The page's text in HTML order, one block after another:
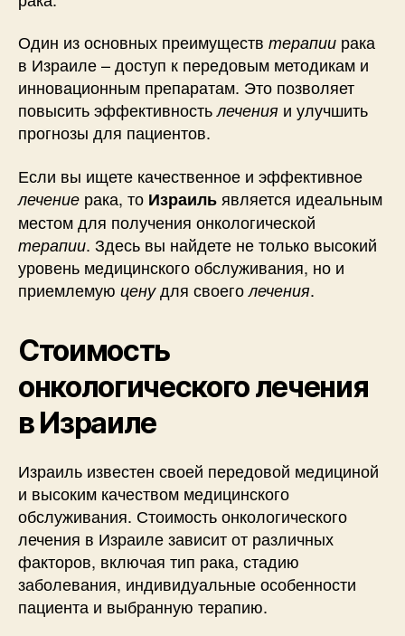
Один из основных преимуществ терапии рака
в Израиле – доступ к передовым методикам и
инновационным препаратам. Это позволяет
повысить эффективностьлечения и улучшить
прогнозы для пациентов.
Если вы ищете качественное и эффективное
лечение рака, то Израиль является идеальным
местом для получения онкологической
терапии. Здесь вы найдете не только высокий
уровень медицинского обслуживания, но и
приемлемую ценудля своеголечения.
Стоимость
онкологического лечения
в Израиле
Израиль известен своей передовой медициной
и высоким качеством медицинского
обслуживания. Стоимость онкологического
лечения в Израиле зависит от различных
факторов, включая тип рака, стадию
заболевания, индивидуальные особенности
пациента и выбранную терапию.